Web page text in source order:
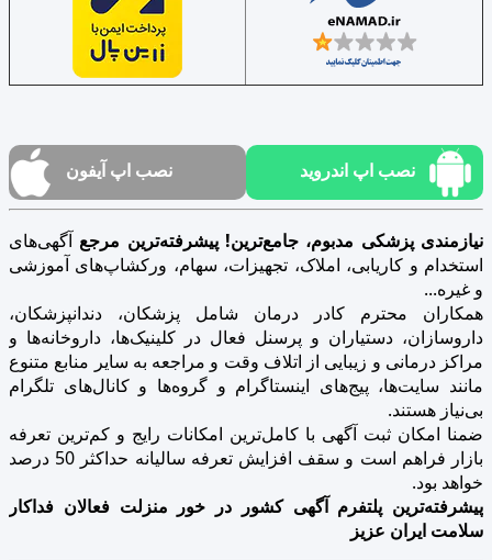
نصب اپ اندروید نصب اپ آیفون
نیازمندی پزشکی مدبوم، جامع‌ترین! پیشرفته‌ترین مرجع آگهی‌های
استخدام و کاریابی، املاک، تجهیزات، سهام، ورکشاپ‌های آموزشی
و غیره...
همکاران محترم کادر درمان شامل پزشکان، دندانپزشکان،
داروسازان، دستیاران و پرسنل فعال در کلینیک‌ها، داروخانه‌ها و
مراکز درمانی و زیبایی از اتلاف وقت و مراجعه به سایر منابع متنوع
مانند سایت‌ها، پیج‌های اینستاگرام و گروه‌ها و کانال‌های تلگرام
بی‌نیاز هستند.
ضمنا امکان ثبت آگهی با کامل‌ترین امکانات رایج و کم‌ترین تعرفه
بازار فراهم است و سقف افزایش تعرفه سالیانه حداکثر 50 درصد
خواهد بود.
پیشرفته‌ترین پلتفرم آگهی کشور در خور منزلت فعالان فداکار
سلامت ایران عزیز